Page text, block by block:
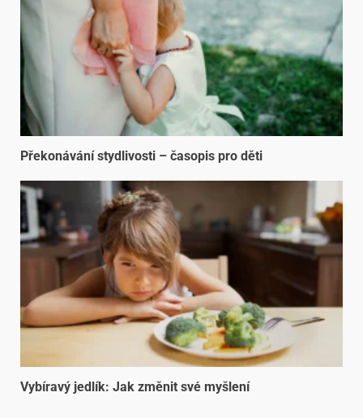
Překonávání stydlivosti – časopis pro děti
Vybíravý jedlík: Jak změnit své myšlení